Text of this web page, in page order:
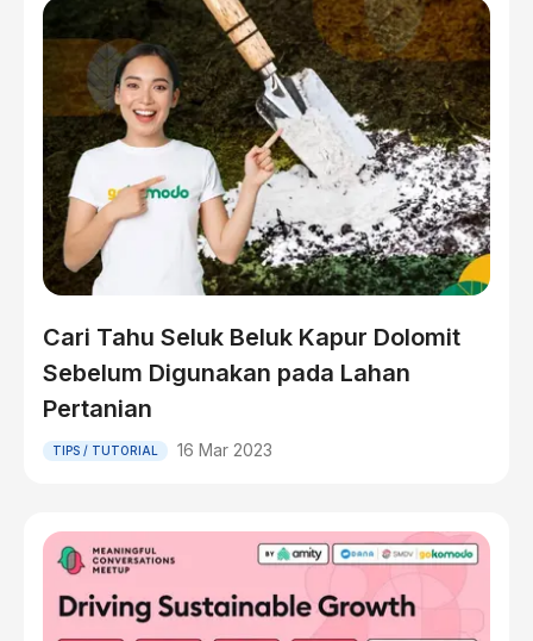
Cari Tahu Seluk Beluk Kapur Dolomit
Sebelum Digunakan pada Lahan
Pertanian
TIPS / TUTORIAL 16 Mar 2023